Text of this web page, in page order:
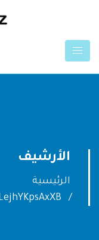
الأرشيف
الرئيسية